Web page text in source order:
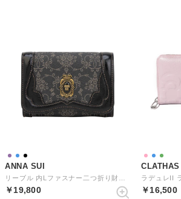
ANNA SUI
￥19,800
CLATHAS
￥16,500